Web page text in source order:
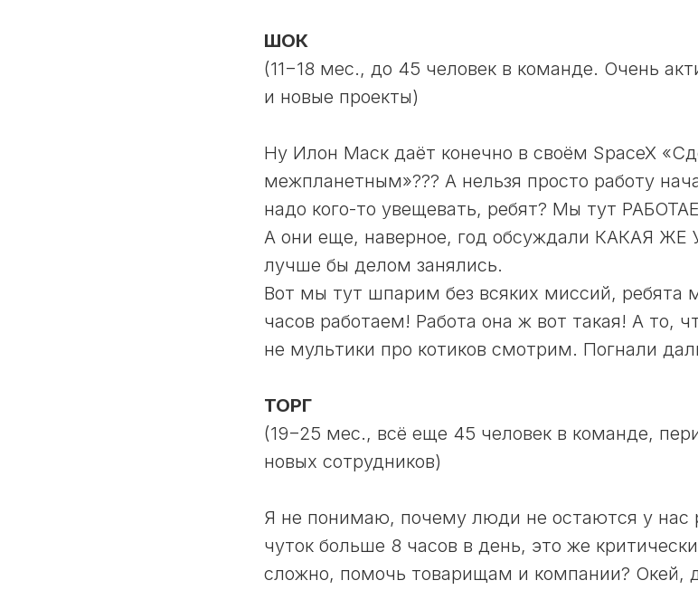
ШОК
(11−18 мес., до 45 человек в команде. Очень
и новые проекты)
Ну Илон Маск даёт конечно в своём SpaceX
межпланетным»??? А нельзя просто работу
надо кого-то увещевать, ребят? Мы тут
А они еще, наверное, год обсуждали КАКАЯ
лучше бы делом занялись.
Вот мы тут шпарим без всяких миссий,
часов работаем! Работа она ж вот такая! А то,
не мультики про котиков смотрим. Погнали
ТОРГ
(19−25 мес., всё еще 45 человек в команде,
новых сотрудников)
Я не понимаю, почему люди не остаются у нас
чуток больше 8 часов в день, это же
сложно, помочь товарищам и компании? Окей,